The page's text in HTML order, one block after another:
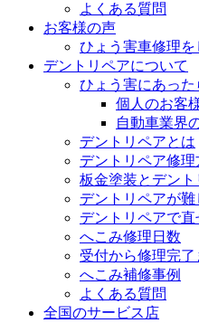
よくある質問
お客様の声
ひょう害車修理
デントリペアについて
ひょう害にあった
個人のお客
自動車業界
デントリペアとは
デントリペア修理
板金塗装とデン
デントリペアが
デントリペアで
へこみ修理日数
受付から修理完了
へこみ補修事例
よくある質問
全国のサービス店